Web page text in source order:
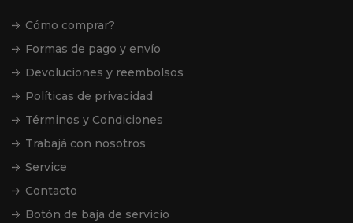
Cómo comprar?
Formas de pago y envío
Devoluciones y reembolsos
Políticas de privacidad
Términos y Condiciones
Trabajá con nosotros
Service
Contacto
Botón de baja de servicio